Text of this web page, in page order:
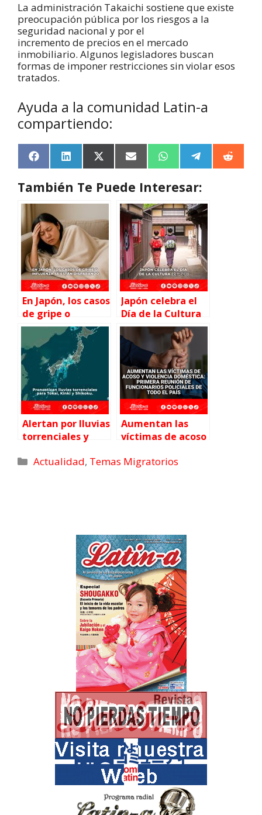
La administración Takaichi sostiene que existe
preocupación pública por los riesgos a la
seguridad nacional y por el
incremento de precios en el mercado
inmobiliario. Algunos legisladores buscan
formas de imponer restricciones sin violar esos
tratados.
Ayuda a la comunidad Latin-a
compartiendo:
F
a
e
b
o
o
k
L
i
k
e
I
n
X
(
w
i
t
e
r
)
E
m
a
l
W
h
t
s
A
p
p
e
e
g
r
a
m
R
e
También Te Puede Interesar:
En Japón, los casos
de gripe o
influenza se
están disparando.
Japón celebra el
Día de la Cultura
(文化の日)
Alertan por lluvias
torrenciales y
lluvia en Shikoku
Aumentan las
víctimas de acoso
doméstica:
Actualidad, Temas Migratorios